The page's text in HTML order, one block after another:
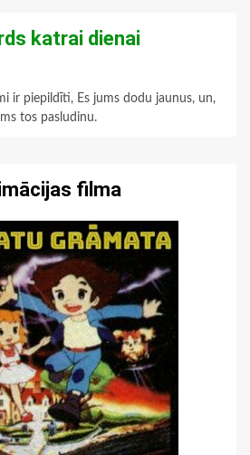
katrai dienai
ir piepildīti, Es jums dodu jaunus, un,
tos pasludinu.
filma